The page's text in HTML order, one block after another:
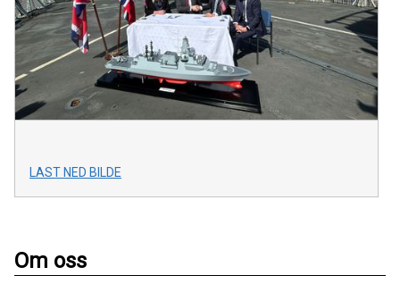
LAST NED BILDE
Om oss